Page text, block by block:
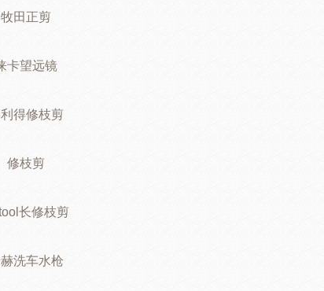
牧田正剪
卡望远镜
得修枝剪
修枝剪
长修枝剪
洗车水枪